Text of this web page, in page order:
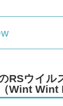
あいさつ｜
RSウイル
Wint Wint